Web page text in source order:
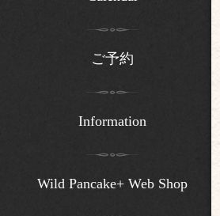
ご予約
Information
Wild Pancake+ Web Shop